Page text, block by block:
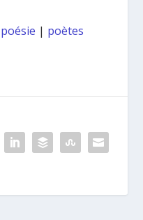
poésie | poètes